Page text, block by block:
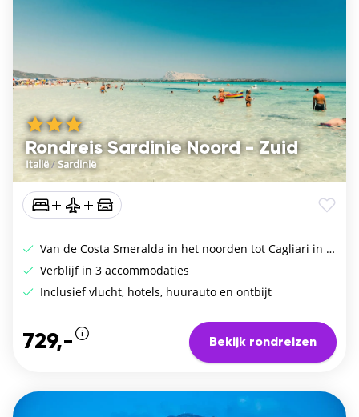
Rondreis Sardinie Noord - Zuid
Italië/Sardinië
Van de Costa Smeralda in het noorden tot Cagliari in het zuiden
Verblijf in 3 accommodaties
Inclusief vlucht, hotels, huurauto en ontbijt
729,- Bekijk rondreizen